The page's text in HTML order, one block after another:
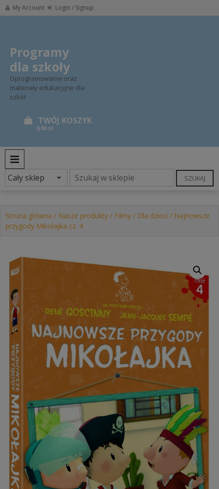
Skip
to
My Account Login / Signup
Programy
dla szkoły
Oprogramowanie oraz
materiały edukacyjne dla
szkół
0,00 zł
SZUKAJ
Strona główna / Nasze produkty / Filmy / Dla dzieci / Najnowsze
przygody Mikołajka cz. 4